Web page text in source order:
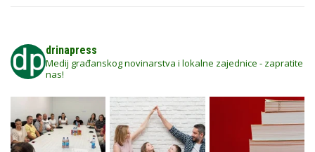
drinapress
Medij građanskog novinarstva i lokalne zajednice - zapratite
nas!